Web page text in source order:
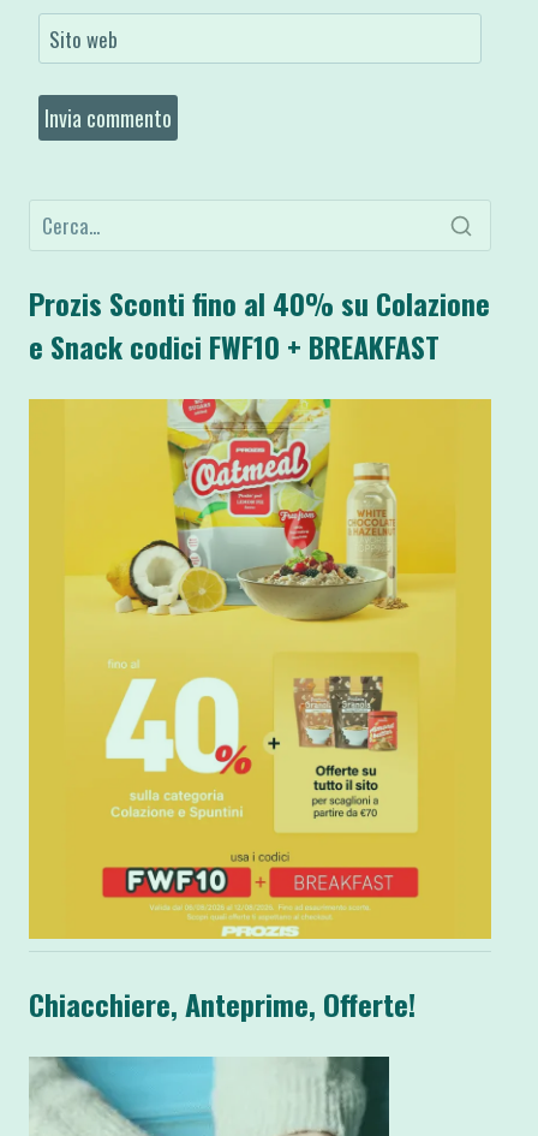
Sito web
Prozis Sconti fino al 40% su Colazione
e Snack codici FWF10 + BREAKFAST
Chiacchiere, Anteprime, Offerte!